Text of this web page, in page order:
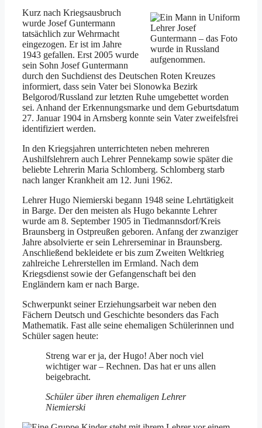
Lehrer Josef
Guntermann – das Foto
wurde in Russland
aufgenommen.
Kurz nach Kriegsausbruch
wurde Josef Guntermann
tatsächlich zur Wehrmacht
eingezogen. Er ist im Jahre
1943 gefallen. Erst 2005 wurde
sein Sohn Josef Guntermann
durch den Suchdienst des Deutschen Roten Kreuzes
informiert, dass sein Vater bei Slonowka Bezirk
Belgorod/Russland zur letzten Ruhe umgebettet worden
sei. Anhand der Erkennungsmarke und dem Geburtsdatum
27. Januar 1904 in Arnsberg konnte sein Vater zweifelsfrei
identifiziert werden.
In den Kriegsjahren unterrichteten neben mehreren
Aushilfslehrern auch Lehrer Pennekamp sowie später die
beliebte Lehrerin Maria Schlomberg. Schlomberg starb
nach langer Krankheit am 12. Juni 1962.
Lehrer Hugo Niemierski begann 1948 seine Lehrtätigkeit
in Barge. Der den meisten als Hugo bekannte Lehrer
wurde am 8. September 1905 in Tiedmannsdorf/Kreis
Braunsberg in Ostpreußen geboren. Anfang der zwanziger
Jahre absolvierte er sein Lehrerseminar in Braunsberg.
Anschließend bekleidete er bis zum Zweiten Weltkrieg
zahlreiche Lehrerstellen im Ermland. Nach dem
Kriegsdienst sowie der Gefangenschaft bei den
Engländern kam er nach Barge.
Schwerpunkt seiner Erziehungsarbeit war neben den
Fächern Deutsch und Geschichte besonders das Fach
Mathematik. Fast alle seine ehemaligen Schülerinnen und
Schüler sagen heute:
Streng war er ja, der Hugo! Aber noch viel
wichtiger war – Rechnen. Das hat er uns allen
beigebracht.
Schüler über ihren ehemaligen Lehrer
Niemierski